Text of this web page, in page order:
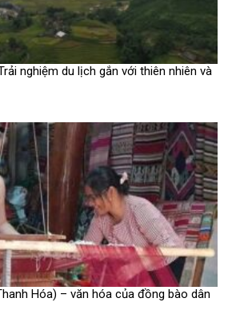
nghiệm du lịch gắn với thiên nhiên và
Hóa) – văn hóa của đồng bào dân